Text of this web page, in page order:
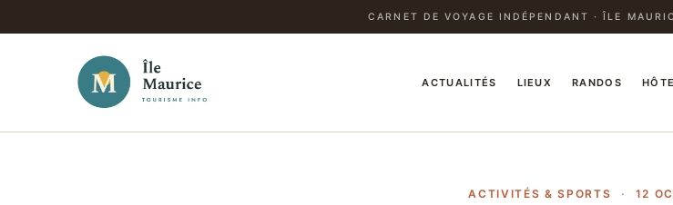
CARNET DE VOYAGE INDÉPENDANT · ÎLE
ACTUALITÉS LIEUX RANDOS
ACTIVITÉS & SPORTS · 12